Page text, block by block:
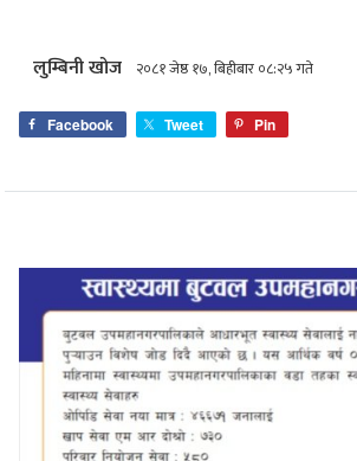
लुम्बिनी खोज २०८१ जेष्ठ १७, बिहीबार ०८:२५ गते
Facebook Tweet Pin